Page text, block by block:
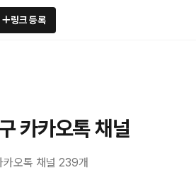
링크 등록
카카오톡 채널
카오톡 채널 239개